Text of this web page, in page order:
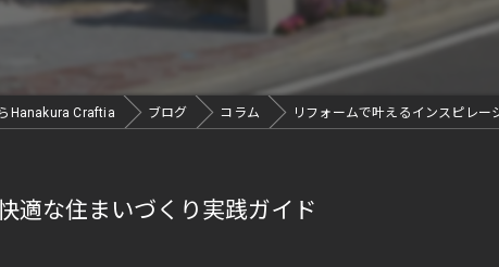
Hanakura Craftia ブログ コラム リフォームで叶えるインスピレ
適な住まいづくり実践ガイド